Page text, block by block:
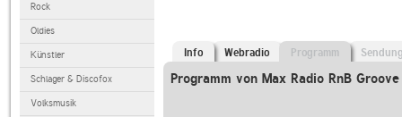
Rock
Oldies
Künstler
Schlager & Discofox
Volksmusik
Info Webradio Programm
Programm von Max Radio RnB Groove